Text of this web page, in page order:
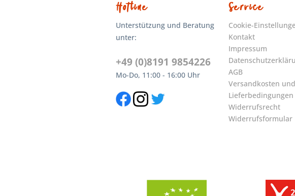
Hotline
Unterstützung und Beratung
unter:
+49 (0)8191 9854226
Mo-Do, 11:00 - 16:00 Uhr
Service
Cookie-
Kontakt
Impressum
AGB
Versandkosten und
Lieferbedingungen
Widerrufsrecht
Widerrufsformular